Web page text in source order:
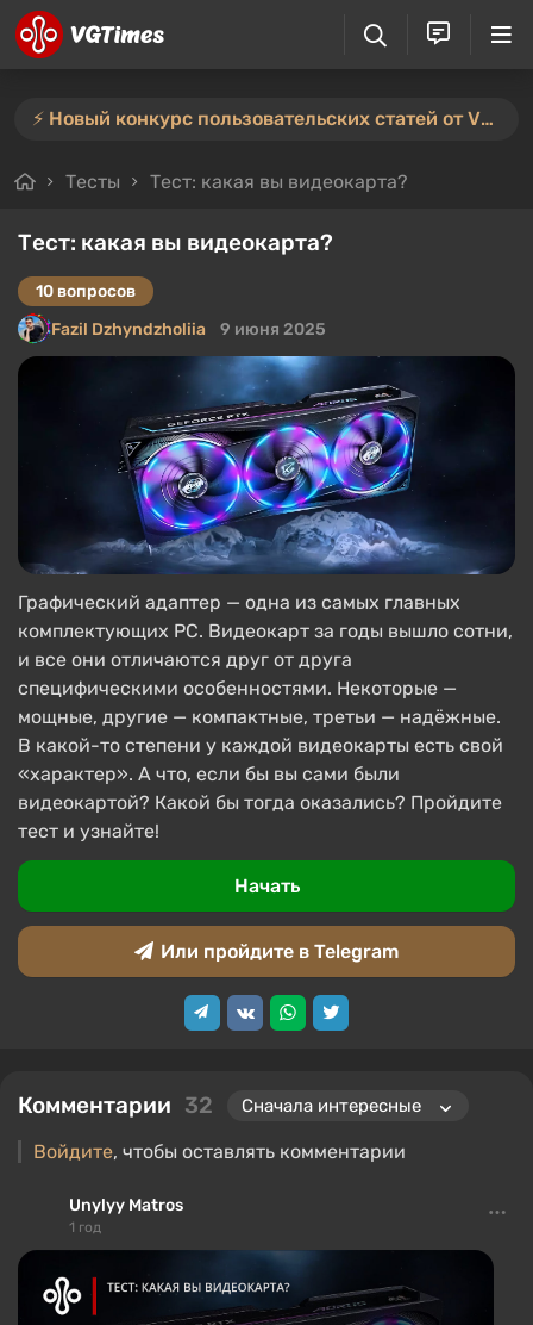
⚡️ Новый конкурс пользовательских статей от VGTimes — участвуйте тут ⚡️
Тесты Тест: какая вы видеокарта?
Тест: какая вы видеокарта?
10 вопросов
Fazil Dzhyndzholiia
9 июня 2025
Графический адаптер — одна из самых главных
комплектующих PC. Видеокарт за годы вышло сотни,
и все они отличаются друг от друга
специфическими особенностями. Некоторые —
мощные, другие — компактные, третьи — надёжные.
В какой-то степени у каждой видеокарты есть свой
«характер». А что, если бы вы сами были
видеокартой? Какой бы тогда оказались? Пройдите
тест и узнайте!
Начать
Или пройдите в Telegram
Комментарии 32
Войдите, чтобы оставлять комментарии
Unylyy Matros
1 год